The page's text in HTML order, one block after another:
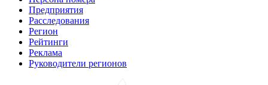
Предприятия
Расследования
Регион
Рейтинги
Реклама
Руководители регионов